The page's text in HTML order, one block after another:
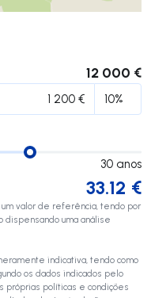
12 000 €
30 anos
33.12 €
valor de referência, tendo por
dispensando uma análise
indicativa, tendo como
os dados indicados pelo
próprias políticas e condições